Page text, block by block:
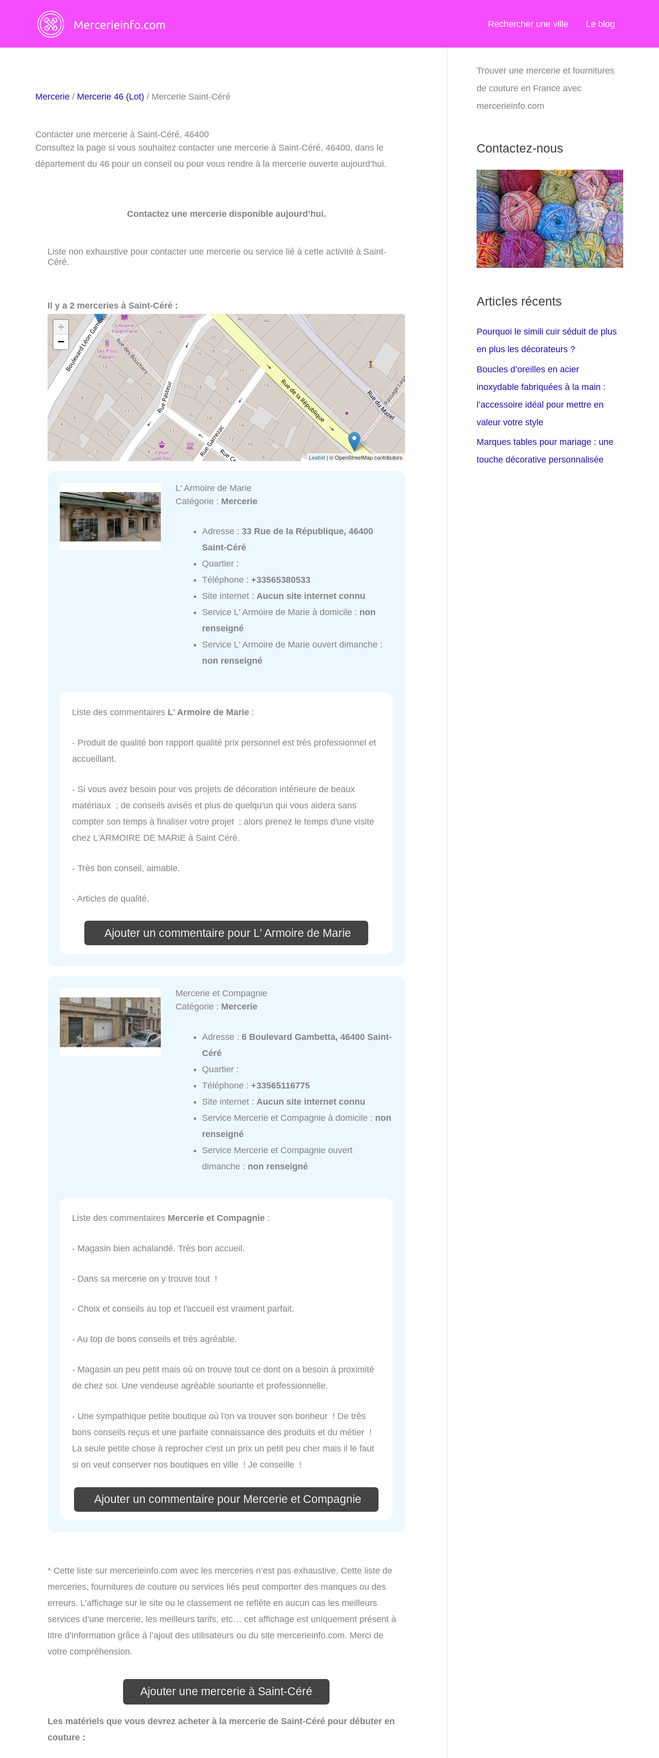
Rechercher une ville Le blog
Mercerie / Mercerie 46 (Lot) / Mercerie Saint-Céré
Contacter une mercerie à Saint-Céré, 46400
Consultez la page si vous souhaitez contacter une mercerie à Saint-Céré, 46400, dans le
département du 46 pour un conseil ou pour vous rendre à la mercerie ouverte aujourd’hui.
Contactez une mercerie disponible aujourd’hui.
Liste non exhaustive pour contacter une mercerie ou service lié à cette activité à Saint-
Céré.
Il y a 2 merceries à Saint-Céré :
+
−
Leaflet | © OpenStreetMap contributors
L' Armoire de Marie
Catégorie : Mercerie
Adresse :33 Rue de la République, 46400
Saint-Céré
Quartier :
Téléphone :+33565380533
Site internet :Aucun site internet connu
Service L' Armoire de Marie à domicile : non
renseigné
Service L' Armoire de Marie ouvert dimanche :
non renseigné
Liste des commentaires L' Armoire de Marie :
- Produit de qualité bon rapport qualité prix personnel est très professionnel et
accueillant.
- Si vous avez besoin pour vos projets de décoration intérieure de beaux
matériaux ; de conseils avisés et plus de quelqu'un qui vous aidera sans
compter son temps à finaliser votre projet ; alors prenez le temps d'une visite
chez L'ARMOIRE DE MARIE à Saint Céré.
- Très bon conseil, aimable.
- Articles de qualité.
Ajouter un commentaire pour L' Armoire de Marie
Mercerie et Compagnie
Catégorie : Mercerie
Adresse :6 Boulevard Gambetta, 46400 Saint-
Céré
Quartier :
Téléphone :+33565116775
Site internet : Aucun site internet connu
Service Mercerie et Compagnie à domicile : non
renseigné
Service Mercerie et Compagnie ouvert
dimanche : non renseigné
Liste des commentaires Mercerie et Compagnie :
- Magasin bien achalandé. Très bon accueil.
- Dans sa mercerie on y trouve tout !
- Choix et conseils au top et l'accueil est vraiment parfait.
- Au top de bons conseils et très agréable.
- Magasin un peu petit mais où on trouve tout ce dont on a besoin à proximité
de chez soi. Une vendeuse agréable souriante et professionnelle.
- Une sympathique petite boutique où l'on va trouver son bonheur ! De très
bons conseils reçus et une parfaite connaissance des produits et du métier !
La seule petite chose à reprocher c'est un prix un petit peu cher mais il le faut
si on veut conserver nos boutiques en ville ! Je conseille !
Ajouter un commentaire pour Mercerie et Compagnie
* Cette liste sur mercerieinfo.com avec les merceries n’est pas exhaustive. Cette liste de
merceries, fournitures de couture ou services liés peut comporter des manques ou des
erreurs. L’affichage sur le site ou le classement ne reflète en aucun cas les meilleurs
services d’une mercerie, les meilleurs tarifs, etc… cet affichage est uniquement présent à
titre d’information grâce à l’ajout des utilisateurs ou du site mercerieinfo.com. Merci de
votre compréhension.
Ajouter une mercerie à Saint-Céré
Les matériels que vous devrez acheter à la mercerie de Saint-Céré pour débuter en
couture :
Trouver une mercerie et fournitures
de couture en France avec
mercerieinfo.com
Contactez-nous
Articles récents
Pourquoi le simili cuir séduit de plus
en plus les décorateurs ?
Boucles d’oreilles en acier
inoxydable fabriquées à la main :
l’accessoire idéal pour mettre en
valeur votre style
Marques tables pour mariage : une
touche décorative personnalisée